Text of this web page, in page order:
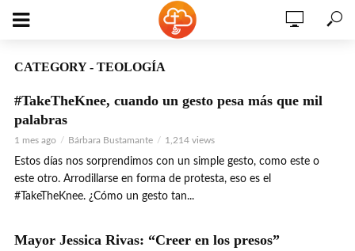
CATEGORY - TEOLOGÍA
#TakeTheKnee, cuando un gesto pesa más que mil
palabras
1 mes ago Bárbara Bustamante 1,214 views
Estos días nos sorprendimos con un simple gesto, como este o
este otro. Arrodillarse en forma de protesta, eso es el
#TakeTheKnee. ¿Cómo un gesto tan...
VIDEO
Mayor Jessica Rivas: “Creer en los presos”